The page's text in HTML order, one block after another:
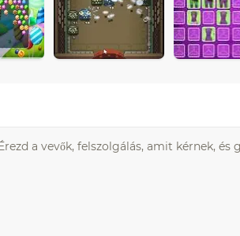
a vevők, felszolgálás, amit kérnek, és